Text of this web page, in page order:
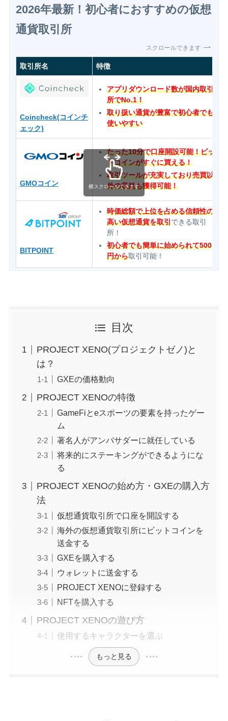
2026年最新！初心者におすすめの仮想
通貨取引所
スクロールできます
取引所名 特徴
Coincheck(コインチ
ェック)
アプリダウンロード数が国内取引
所でNo.1！
取り扱い通貨が豊富で初心者でも
使いやすい
GMOコイン
たった10分で口座開設可能！ビッ
トコインがすぐに買える！
取引ツールが充実しており売買以
外の収益も獲得可能！
BITPOINT
時価総額で上位を占める信頼性の
高い仮想通貨を取引できる取引
所！
初心者でも簡単に始められて500
円から取引可能！
横スクロールできます
目次
PROJECT XENO(プロジェクトゼノ)と
は？
GXEの価格動向
PROJECT XENOの特徴
GameFiとeスポーツの要素を持ったゲー
ム
著名人がアンバサダーに就任している
将来的にステーキングができるようにな
る
PROJECT XENOの始め方・GXEの購入方
法
仮想通貨取引所で口座を開設する
海外の仮想通貨取引所にビットコインを
送金する
GXEを購入する
ウォレットに送金する
PROJECT XENOに登録する
NFTを購入する
PROJECT XENOの遊び方
使用するキャラクターを選ぶ
もっと見る